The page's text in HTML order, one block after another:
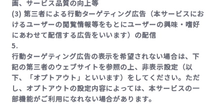
画、サービス品質の向上等
(3) 第三者による行動ターゲティング広告（本サービスにお
けるユーザーの閲覧情報等をもとにユーザーの興味・嗜好
にあわせて配信する広告をいいます）の配信
5.
行動ターゲティング広告の表示を希望されない場合は、下
記の第三者のウェブサイトを参照の上、非表示設定（以
下、「オプトアウト」といいます）をしてください。ただ
し、オプトアウトの設定内容によっては、本サービスの一
部機能がご利用になれない場合があります。